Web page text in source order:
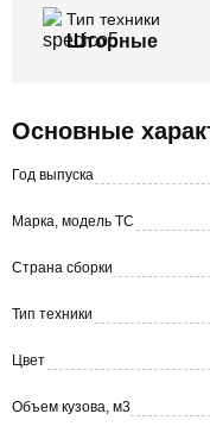
Тип техники
Шторные
Основные
Год выпуска
Марка, модель ТС
Страна сборки
Тип техники
Цвет
Объем кузова, м3